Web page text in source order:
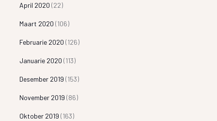
April 2020 (22)
Maart 2020 (106)
Februarie 2020 (126)
Januarie 2020 (113)
Desember 2019 (153)
November 2019 (86)
Oktober 2019 (163)